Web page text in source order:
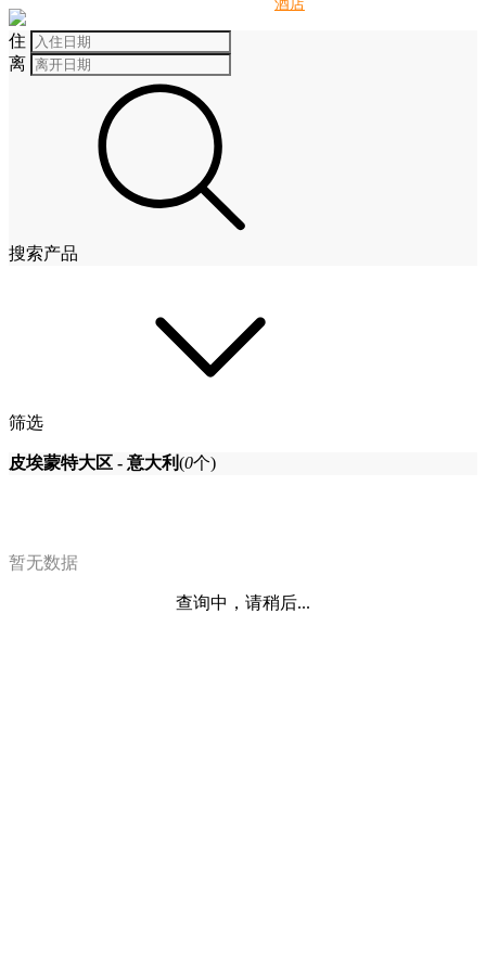
住
离
搜索产品
筛选
皮埃蒙特大区 - 意大利(0个)
暂无数据
查询中，请稍后...